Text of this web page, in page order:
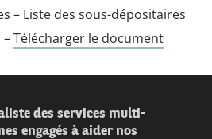
– Liste des sous-dépositaires
Télécharger le document
des services multi-
engagés à aider nos